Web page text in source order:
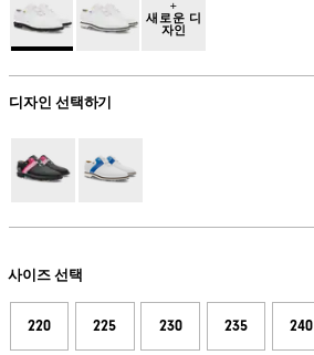
+
새로운 디
자인
디자인 선택하기
사이즈 선택
220 225 230 235 240